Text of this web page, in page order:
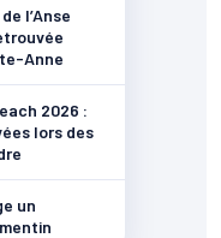
l’Anse
Anne
2026 :
lors des
un